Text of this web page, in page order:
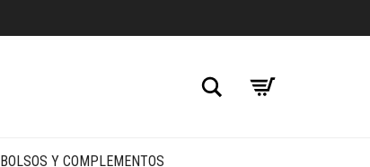
Buscar
BOLSOS Y COMPLEMENTOS